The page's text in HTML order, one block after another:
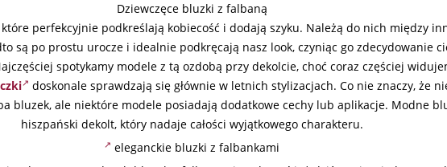
Dziewczęce bluzki z falbaną
perfekcyjnie podkreślają kobiecość i dodają szyku. Należą do nich między
są po prostu urocze i idealnie podkręcają nasz look, czyniąc go zdecydowanie
spotykamy modele z tą ozdobą przy dekolcie, choć coraz częściej
doskonale sprawdzają się głównie w letnich stylizacjach. Co nie znaczy, że
bluzek, ale niektóre modele posiadają dodatkowe cechy lub aplikacje. Modne
hiszpański dekolt, który nadaje całości wyjątkowego charakteru.
eleganckie bluzki z falbankami